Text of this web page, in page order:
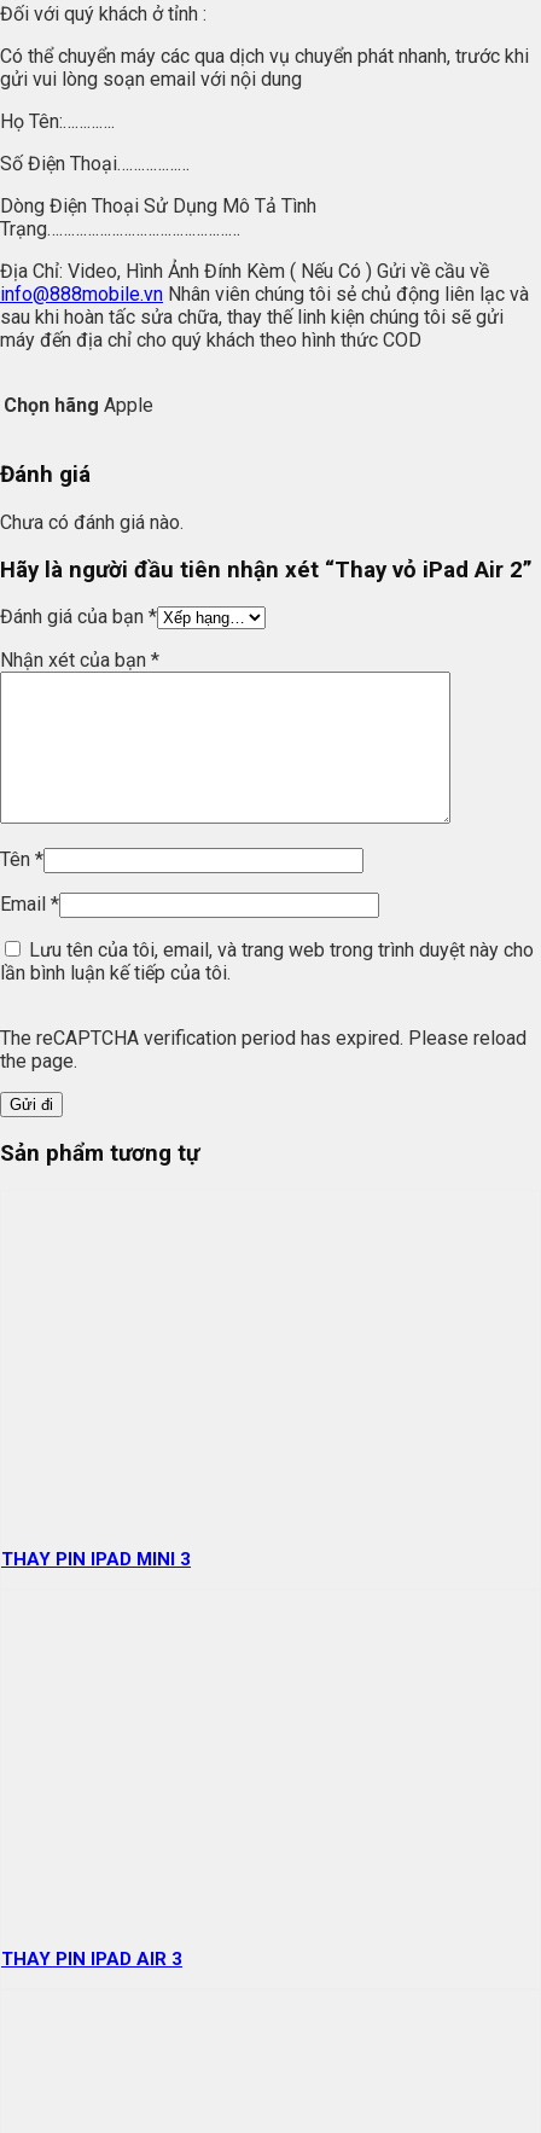
Đối với quý khách ở tỉnh :
Có thể chuyển máy các qua dịch vụ chuyển phát nhanh, trước khi
gửi vui lòng soạn email với nội dung
Họ Tên:………….
Số Điện Thoại………………
Dòng Điện Thoại Sử Dụng Mô Tả Tình
Trạng…………………………………………
Địa Chỉ: Video, Hình Ảnh Đính Kèm ( Nếu Có ) Gửi về cầu về
info@888mobile.vn Nhân viên chúng tôi sẻ chủ động liên lạc và
sau khi hoàn tấc sửa chữa, thay thế linh kiện chúng tôi sẽ gửi
máy đến địa chỉ cho quý khách theo hình thức COD
Chọn hãng Apple
Đánh giá
Chưa có đánh giá nào.
Hãy là người đầu tiên nhận xét “Thay vỏ iPad Air 2”
Đánh giá của bạn *
Nhận xét của bạn *
Tên *
Email *
Lưu tên của tôi, email, và trang web trong trình duyệt này cho
lần bình luận kế tiếp của tôi.
The reCAPTCHA verification period has expired. Please reload
the page.
Sản phẩm tương tự
THAY PIN IPAD MINI 3
THAY PIN IPAD AIR 3